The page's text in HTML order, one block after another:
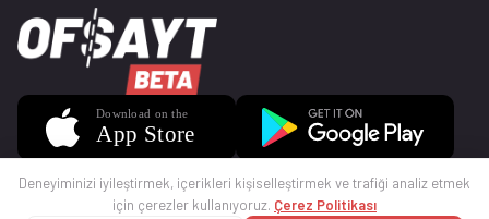
Deneyiminizi iyileştirmek, içerikleri kişiselleştirmek ve trafiği analiz etmek
için çerezler kullanıyoruz. Çerez Politikası